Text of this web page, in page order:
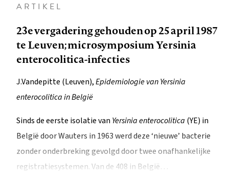
ARTIKEL
23e vergadering gehouden op 25 april 1987
te Leuven; microsymposium Yersinia
enterocolitica-infecties
J.Vandepitte (Leuven),Epidemiologie van Yersinia
enterocolitica in België
Sinds de eerste isolatie vanYersinia enterocolitica (YE) in
België door Wauters in 1963 werd deze ‘nieuwe’ bacterie
zonder onderbreking gevolgd door twee onafhankelijke
registratiesystemen. Van de 408 in België…